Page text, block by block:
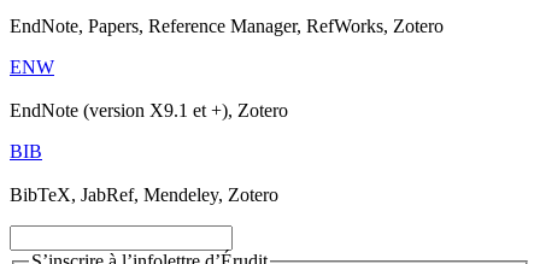
EndNote, Papers, Reference Manager, RefWorks, Zotero
ENW
EndNote (version X9.1 et +), Zotero
BIB
BibTeX, JabRef, Mendeley, Zotero